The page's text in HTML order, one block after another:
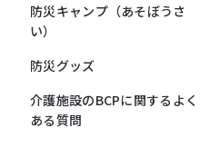
防災キャンプ（あそぼうさ
い）
防災グッズ
介護施設のBCPに関するよく
ある質問